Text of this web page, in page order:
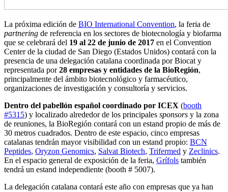
La próxima edición de BIO International Convention, la feria de
partnering de referencia en los sectores de biotecnología y biofarma
que se celebrará del 19 al 22 de junio de 2017 en el Convention
Center de la ciudad de San Diego (Estados Unidos) contará con la
presencia de una delegación catalana coordinada por Biocat y
representada por28 empresas y entidades de la BioRegión,
principalmente del ámbito biotecnológico y farmacéutico,
organizaciones de investigación y consultoría y servicios.
Dentro del pabellón español coordinado por ICEX (booth
#5315) y localizado alrededor de los principales sponsors y la zona
de reuniones, la BioRegión contará con un estand propio de más de
30 metros cuadrados. Dentro de este espacio, cinco empresas
catalanas tendrán mayor visibilidad con un estand propio: BCN
Peptides, Oryzon Genomics, Salvat Biotech, Trifermed y Zeclinics.
En el espacio general de exposición de la feria, Grífols también
tendrá un estand independiente (booth # 5007).
La delegación catalana contará este año con empresas que ya han